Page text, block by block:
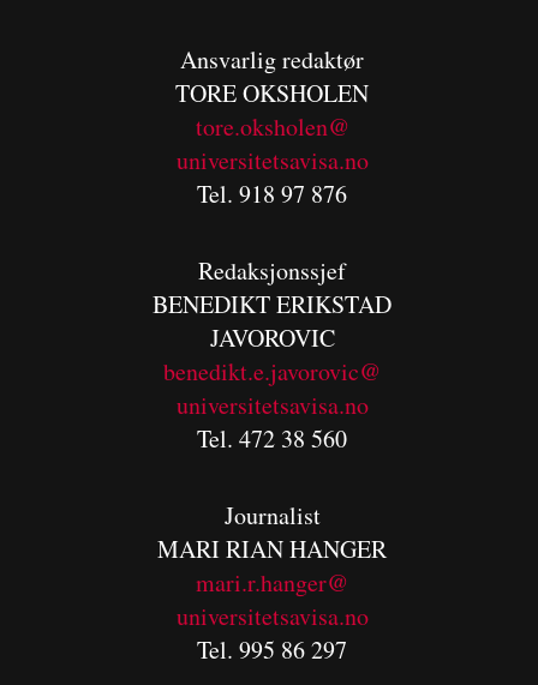
Ansvarlig redaktør
TORE OKSHOLEN
tore.oksholen@
universitetsavisa.no
Tel. 918 97 876
Redaksjonssjef
BENEDIKTERIKSTAD
JAVOROVIC
benedikt.e.javorovic@
universitetsavisa.no
Tel. 472 38 560
Journalist
MARI RIAN HANGER
mari.r.hanger@
universitetsavisa.no
Tel. 995 86 297